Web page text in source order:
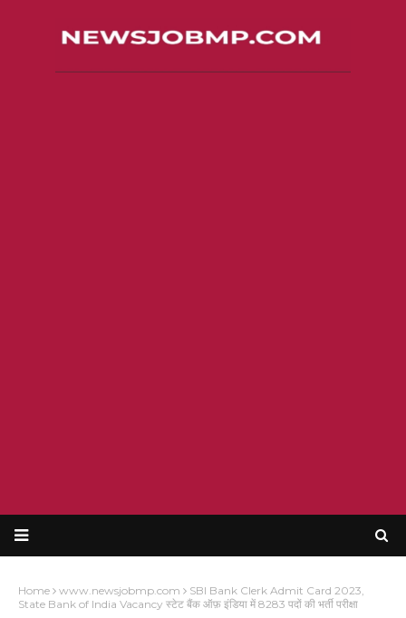
Home www.newsjobmp.com
SBI Bank Clerk Admit Card 2023,
State Bank of India Vacancy स्टेट बैंक ऑफ़ इंडिया में 8283 पदों की भर्ती परीक्षा